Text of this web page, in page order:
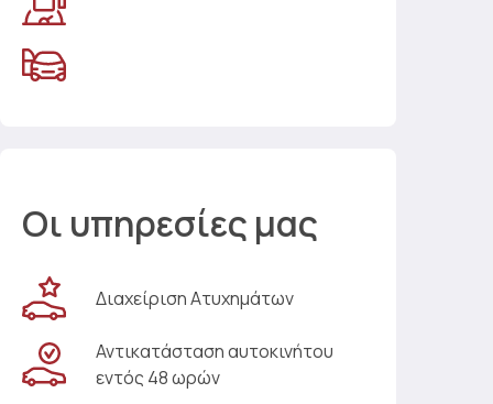
Οι υπηρεσίες μας
Διαχείριση Ατυχημάτων
Αντικατάσταση αυτοκινήτου
εντός 48 ωρών